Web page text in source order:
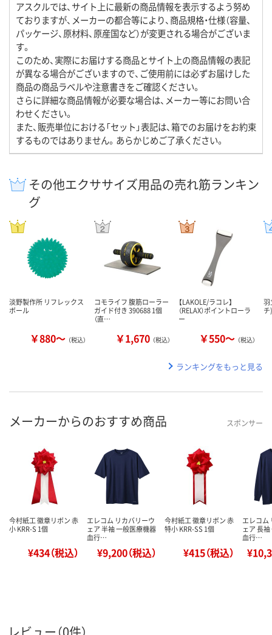
アスクルでは、サイト上に最新の商品情報を表示するよう努め
ておりますが、メーカーの都合等により、商品規格・仕様（容量、
パッケージ、原材料、原産国など）が変更される場合がございま
す。
このため、実際にお届けする商品とサイト上の商品情報の表記
が異なる場合がございますので、ご使用前には必ずお届けした
商品の商品ラベルや注意書きをご確認ください。
さらに詳細な商品情報が必要な場合は、メーカー等にお問い合
わせください。
また、販売単位における「セット」表記は、箱でのお届けをお約束
するものではありません。あらかじめご了承ください。
その他エクササイズ用品の売れ筋ランキン
グ
淡野製作所 リフレックス
ボール
￥880～ （税込）
コモライフ 腹筋ローラー
ガイド付き 390688 1個
（直…
￥1,670 （税込）
【LAKOLE/ラコレ】
（RELAX）ポイントローラ
ー
￥550～ （税込）
羽
ランキングをもっと見る
メーカーからのおすすめ商品 スポンサー
今村紙工 徽章リボン 赤
小 KRR-S 1個
¥434（税込）
エレコム リカバリーウ
ェア 半袖 一般医療機器
血行…
¥9,200（税込）
今村紙工 徽章リボン 赤
特小 KRR-SS 1個
¥415（税込）
エレコム
ェア 長
血行…
レビュー（0件）